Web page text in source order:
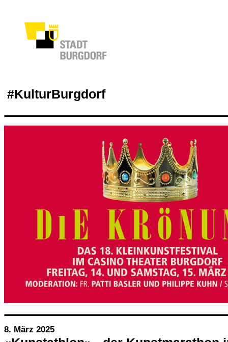
#KulturBurgdorf
8. März 2025